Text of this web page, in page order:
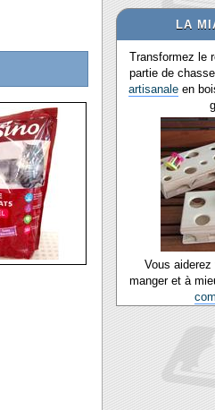
LA
Transformez le
partie de
artisanale en
Vous
manger et à